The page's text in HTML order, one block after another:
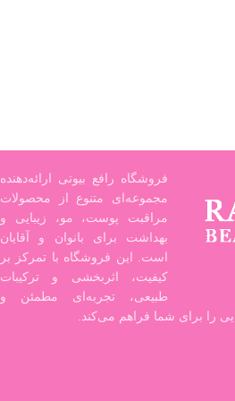
فروشگاه رافع بیوتی ارائه‌دهنده
مجموعه‌ای متنوع از محصولات
مراقبت پوست، مو، زیبایی و
بهداشت برای بانوان و آقایان
است. این فروشگاه با تمرکز بر
کیفیت، اثربخشی و ترکیبات
طبیعی، تجربه‌ای مطمئن و
را برای شما فراهم می‌کند.